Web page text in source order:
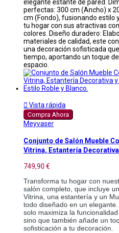
elegante estante de pared.
perfectas: 300 cm (Ancho) x
cm (Fondo), fusionando estilo
tu hogar con sus atractivas
colores. Diseño duradero:
materiales de calidad, este
una decoración sofisticada
tiempo, aportando un toque
espacio.
 Vista rápida
Compra Ahora
Meyvaser
Conjunto de Salón Mueble
Vitrina, Estantería Decorativa
749,90 €
Transforma tu hogar con
salón completo, que incluye
Vitrina, una estantería y un
todo diseñado en un
solo maximiza la
sino que también añade un
sofisticación a tu decoración.